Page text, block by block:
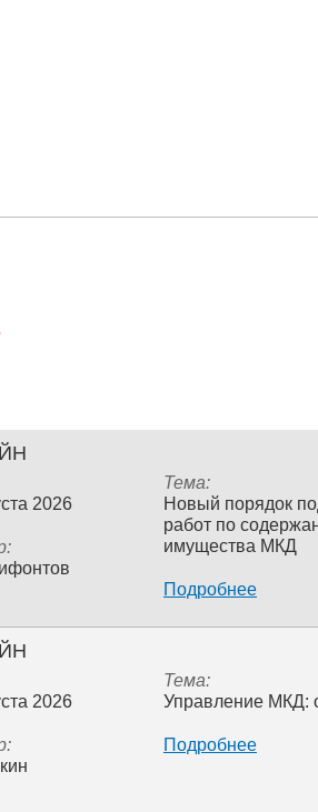
2026
Тема:
Новый порядок
работ по
имущества МКД
Подробнее
2026
Тема:
Управление МКД:
Подробнее